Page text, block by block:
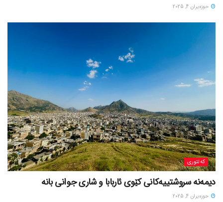
حوزه‌یران 4, 2025
کەلتوری
حوزه‌یران 4, 2025